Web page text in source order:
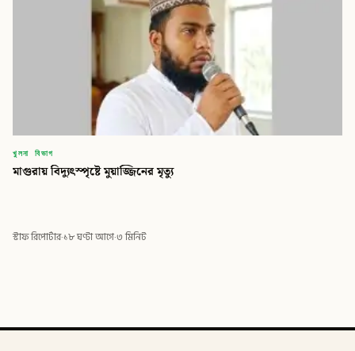
খুলনা বিভাগ
মাগুরায় বিদ্যুৎস্পৃষ্টে মুয়াজ্জিনের মৃত্যু
স্টাফ রিপোর্টার·১৮ ঘণ্টা আগে·৩ মিনিট